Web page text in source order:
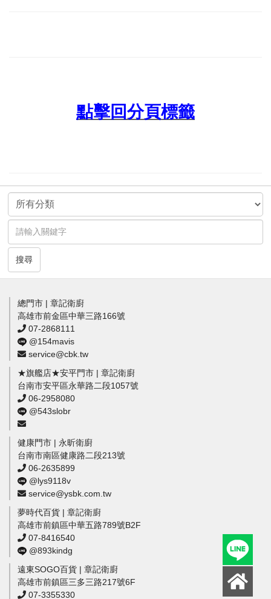
點擊回分頁標籤
搜尋
總門市 | 章記衛廚
高雄市前金區中華三路166號
07-2868111
@154mavis
service@cbk.tw
★旗艦店★安平門市 | 章記衛廚
台南市安平區永華路二段1057號
06-2958080
@543slobr
健康門市 | 永昕衛廚
台南市南區健康路二段213號
06-2635899
@lys9118v
service@ysbk.com.tw
夢時代百貨 | 章記衛廚
高雄市前鎮區中華五路789號B2F
07-8416540
@893kindg
遠東SOGO百貨 | 章記衛廚
高雄市前鎮區三多三路217號6F
07-3355330